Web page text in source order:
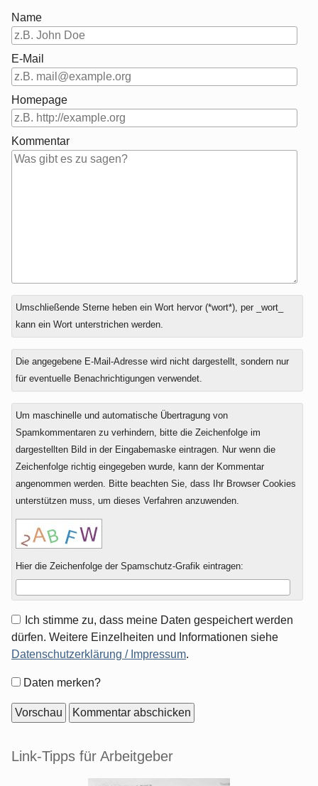
Name
E-Mail
Homepage
Kommentar
Antwort
zu
Umschließende Sterne heben ein Wort hervor (*wort*), per _wort_
kann ein Wort unterstrichen werden.
Die angegebene E-Mail-Adresse wird nicht dargestellt, sondern nur
für eventuelle Benachrichtigungen verwendet.
Um maschinelle und automatische Übertragung von
Spamkommentaren zu verhindern, bitte die Zeichenfolge im
dargestellten Bild in der Eingabemaske eintragen. Nur wenn die
Zeichenfolge richtig eingegeben wurde, kann der Kommentar
angenommen werden. Bitte beachten Sie, dass Ihr Browser Cookies
unterstützen muss, um dieses Verfahren anzuwenden.
Hier die Zeichenfolge der Spamschutz-Grafik eintragen:
Ich stimme zu, dass meine Daten gespeichert werden
dürfen. Weitere Einzelheiten und Informationen siehe
Datenschutzerklärung / Impressum.
Formular-
Daten merken?
Seitenleiste
Link-Tipps für Arbeitgeber